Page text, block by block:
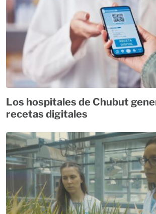
Los hospitales de Chubut
recetas digitales